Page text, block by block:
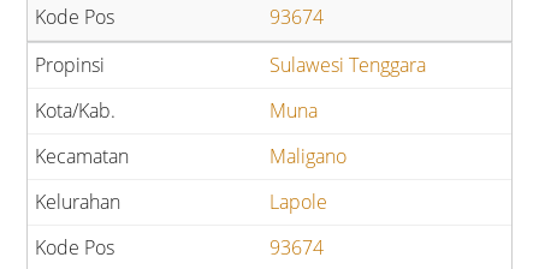
93674
Sulawesi Tenggara
Muna
Maligano
Lapole
93674